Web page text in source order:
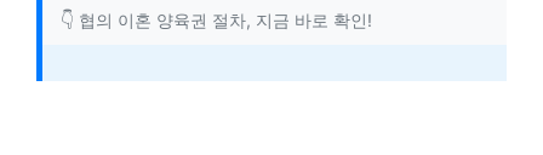
👇 협의 이혼 양육권 절차, 지금 바로 확인!